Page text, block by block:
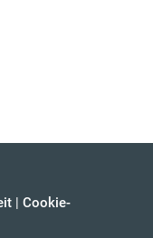
| Cookie-